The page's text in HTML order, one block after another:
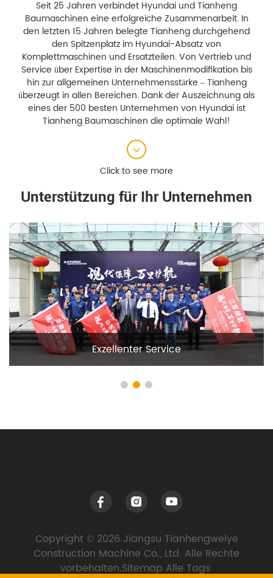
Seit 25 Jahren verbindet Hyundai und Tianheng
Baumaschinen eine erfolgreiche Zusammenarbeit. In
den letzten 15 Jahren belegte Tianheng durchgehend
den Spitzenplatz im Hyundai-Absatz von
Komplettmaschinen und Ersatzteilen. Von Vertrieb und
Service über Expertise in der Maschinenmodifikation bis
hin zur allgemeinen Unternehmensstärke – Tianheng
überzeugt in allen Bereichen. Dank der Auszeichnung als
eines der 500 besten Unternehmen von Hyundai ist
Tianheng Baumaschinen die optimale Wahl!
Unterstützung für Ihr Unternehmen
Exzellenter Service
Copyright © 2026 Jiangsu Tianhengweiye
Construction Machine Co., Ltd. Alle Rechte
vorbehalten.Sitemap Alle Tags